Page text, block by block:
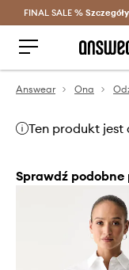
FINAL SALE % Szczegóły
Answear Ona
Ten produkt
Sprawdź